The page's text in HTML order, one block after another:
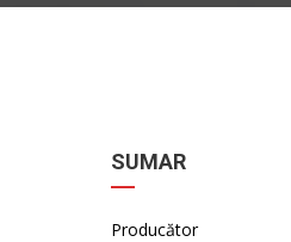
SUMAR
Producător